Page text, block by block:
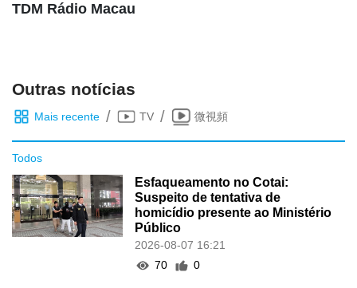
TDM Rádio Macau
Outras notícias
Mais recente / TV / 微視頻
Todos
Esfaqueamento no Cotai:
Suspeito de tentativa de
homicídio presente ao Ministério
Público
2026-08-07 16:21
70
0